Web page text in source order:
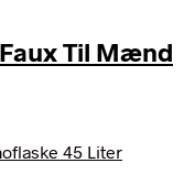
Til Mænd